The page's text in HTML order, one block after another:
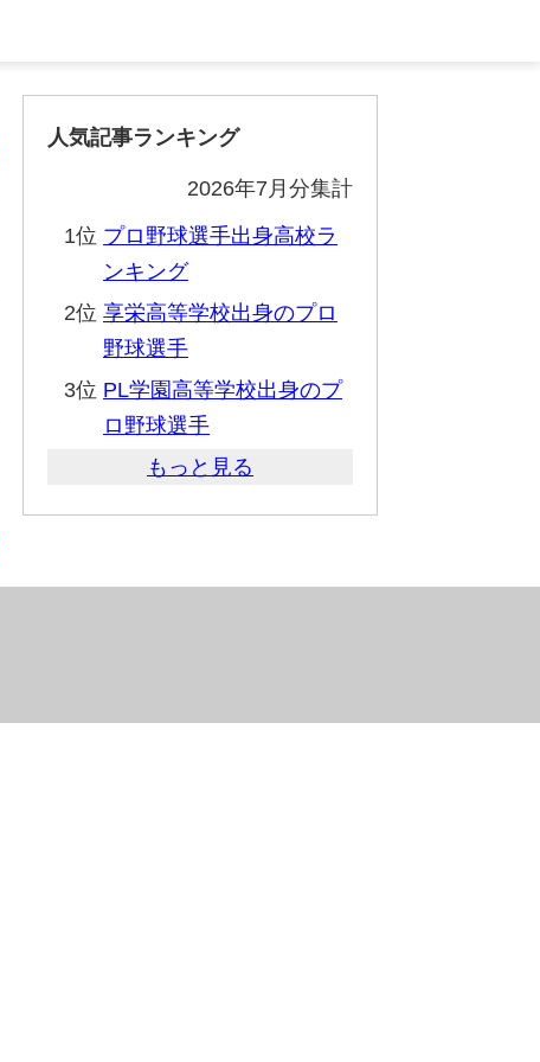
人気記事ランキング
2026年7月分集計
1位 プロ野球選手出身高校ラ
ンキング
2位 享栄高等学校出身のプロ
野球選手
3位 PL学園高等学校出身のプ
ロ野球選手
もっと見る